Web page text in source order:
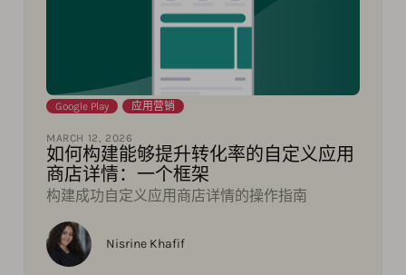
Google Play 应用营销
MARCH 12, 2026
如何构建能够提升转化率的自定义应用
商店详情：一个框架
构建成功自定义应用商店详情的操作指南
Nisrine Khafif